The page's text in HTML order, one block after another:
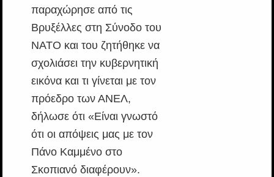
παραχώρησε από τις
Βρυξέλλες στη Σύνοδο του
ΝΑΤΟ και του ζητήθηκε να
σχολιάσει την κυβερνητική
εικόνα και τι γίνεται με τον
πρόεδρο των ΑΝΕΛ,
δήλωσε ότι «Είναι γνωστό
ότι οι απόψεις μας με τον
Πάνο Καμμένο στο
Σκοπιανό διαφέρουν».